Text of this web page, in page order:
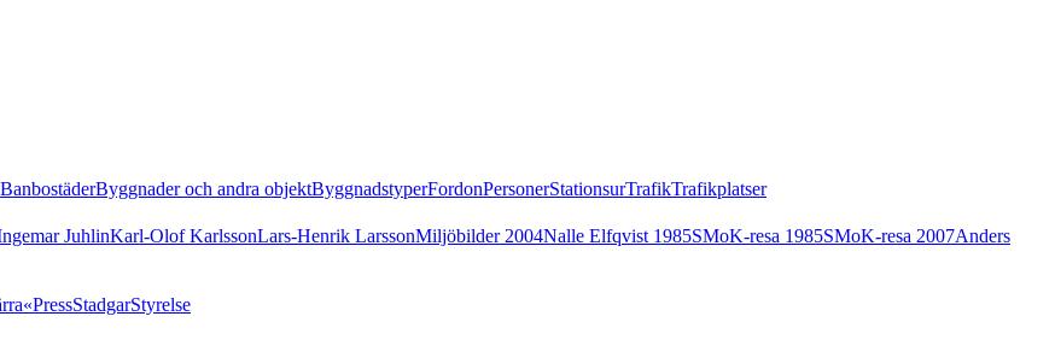
BanbostäderByggnader och andra objektByggnadstyperFordonPersonerStationsurTrafikTrafikplatser
JuhlinKarl-Olof KarlssonLars-Henrik LarssonMiljöbilder 2004Nalle Elfqvist 1985SMoK-resa 1985SMoK-resa 2007Anders
PressStadgarStyrelse